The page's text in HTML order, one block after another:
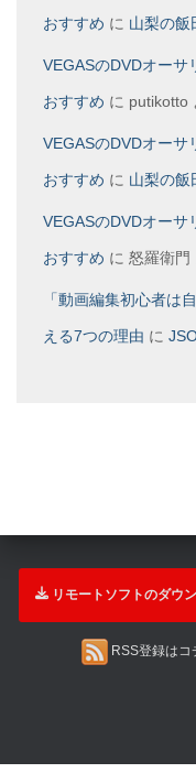
おすすめ に 山梨の飯
VEGASのDVDオー
おすすめ に putikotto
VEGASのDVDオー
おすすめ に 山梨の飯
VEGASのDVDオー
おすすめ に 怒羅衛門
「動画編集初心者は
える7つの理由 に
リモートソフトのダウ
RSS登録はコ